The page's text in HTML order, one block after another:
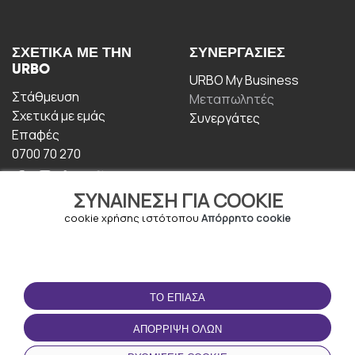
ΣΥΝΑΊΝΕΣΗ ΓΙΑ COOKIE
cookie χρήσης ιστότοπου Απόρρητο cookie
ΤΟ ΈΠΙΑΣΑ
ΑΠΌΡΡΙΨΗ ΌΛΩΝ
ΣΧΕΤΙΚΆ ΜΕ ΤΗΝ
URBO
Στάθμευση
Σχετικά με εμάς
Επαφές
0700 70 270
ΣΥΝΕΡΓΑΣΊΕΣ
URBO My Business
Μεταπωλητές
Συνεργάτες
ΟΡΟΙ ΧΡΉΣΗΣ
Οροι και Προϋποθέσεις
Πολιτική απορρήτου
ΚΑΤΕΒΆΣΤΕ ΤΗΝ
ΕΦΑΡΜΟΓΉ